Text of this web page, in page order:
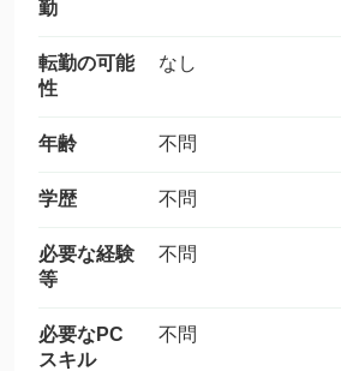
勤
転勤の可能
性
なし
年齢 不問
学歴 不問
必要な経験
等
不問
必要なPC
スキル
不問